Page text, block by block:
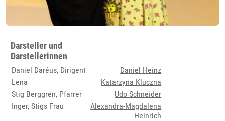
Darsteller und
Darstellerinnen
Daniel Daréus, Dirigent
Daniel Heinz
Lena
Katarzyna Kluczna
Stig Berggren, Pfarrer
Udo Schneider
Inger, Stigs Frau
Alexandra-Magdalena
Heinrich